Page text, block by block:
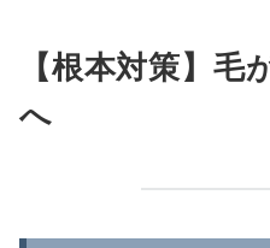
【根本対策】毛
へ